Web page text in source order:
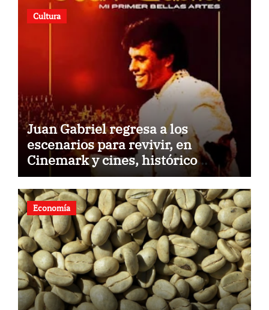
Cultura
Juan Gabriel regresa a los
escenarios para revivir, en
Cinemark y cines, histórico
concierto en Palacio de Bellas
Artes
Economía